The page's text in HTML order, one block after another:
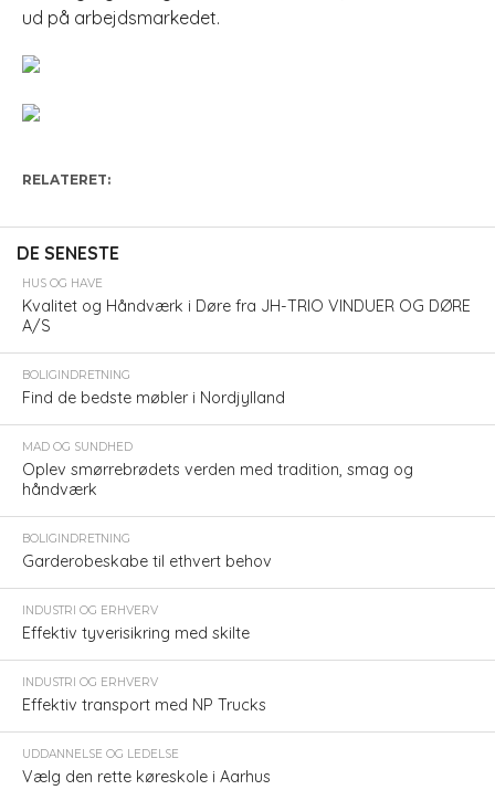
ud på arbejdsmarkedet.
RELATERET:
DE SENESTE
HUS OG HAVE
Kvalitet og Håndværk i Døre fra JH-TRIO VINDUER OG DØRE
A/S
BOLIGINDRETNING
Find de bedste møbler i Nordjylland
MAD OG SUNDHED
Oplev smørrebrødets verden med tradition, smag og
håndværk
BOLIGINDRETNING
Garderobeskabe til ethvert behov
INDUSTRI OG ERHVERV
Effektiv tyverisikring med skilte
INDUSTRI OG ERHVERV
Effektiv transport med NP Trucks
UDDANNELSE OG LEDELSE
Vælg den rette køreskole i Aarhus